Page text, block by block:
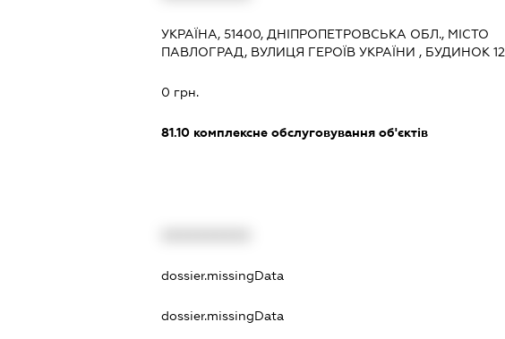
УКРАЇНА, 51400, ДНІПРОПЕТРОВСЬКА ОБЛ., МІСТО
ПАВЛОГРАД, ВУЛИЦЯ ГЕРОЇВ УКРАЇНИ , БУДИНОК 12
0 грн.
81.10комплексне обслуговування об'єктів
dossier.missingData
dossier.missingData